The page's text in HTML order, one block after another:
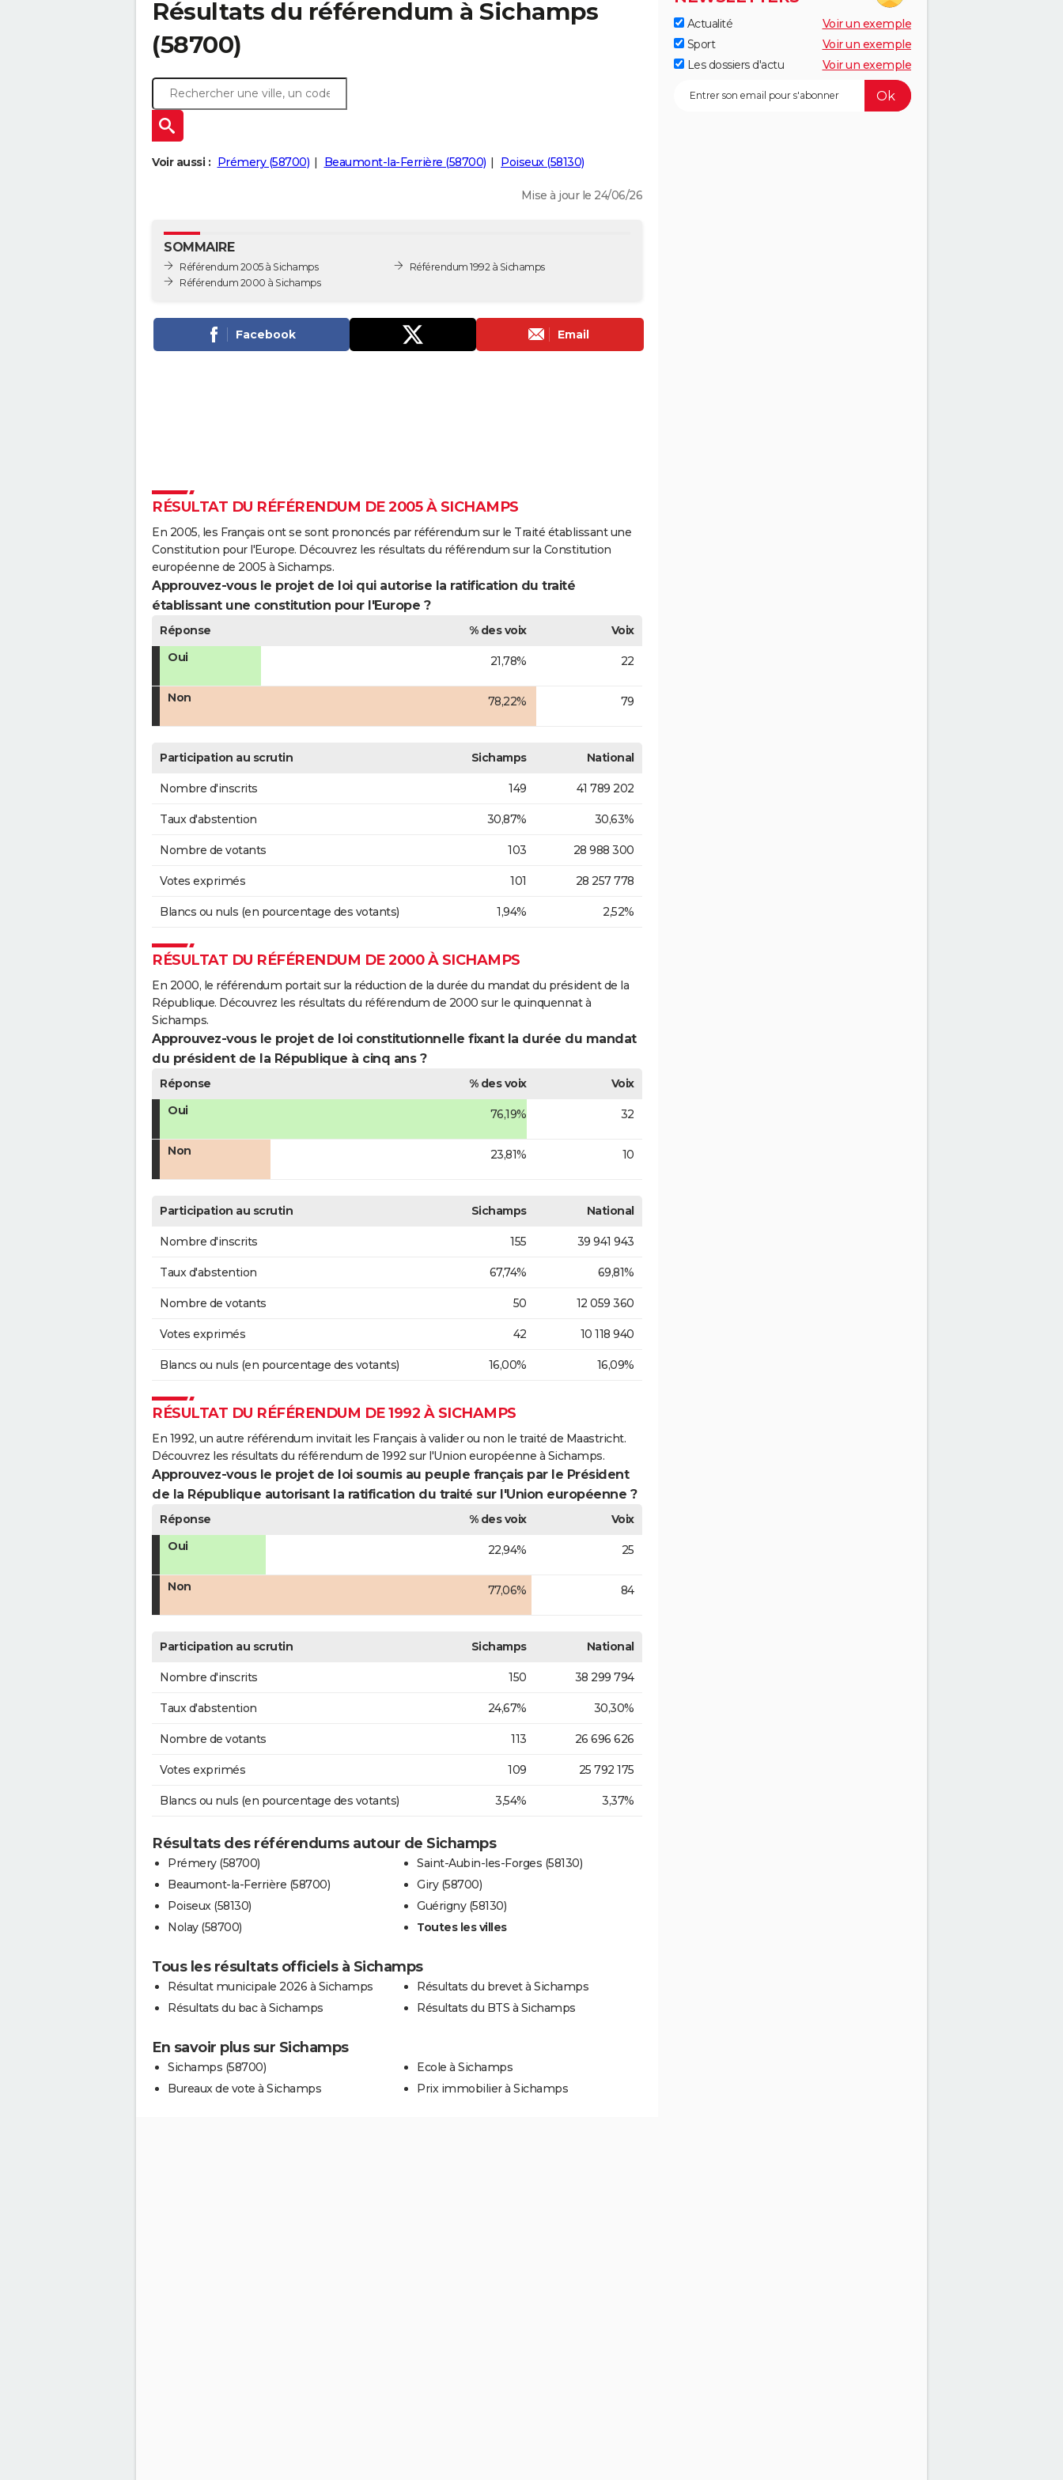
Résultats du référendum à Sichamps
(58700)
Voir aussi : Prémery (58700) Beaumont-la-Ferrière (58700) Poiseux (58130)
Mise à jour le 24/06/26
SOMMAIRE
Référendum 2005 à Sichamps
Référendum 2000 à Sichamps
Référendum 1992 à Sichamps
Facebook Email
RÉSULTAT DU RÉFÉRENDUM DE 2005 À SICHAMPS
En 2005, les Français ont se sont prononcés par référendum sur le Traité établissant une
Constitution pour l'Europe. Découvrez les résultats du référendum sur la Constitution
européenne de 2005 à Sichamps.
Approuvez-vous le projet de loi qui autorise la ratification du traité
établissant une constitution pour l'Europe ?
Réponse % des voix
Voix
Oui
21,78% 22
Non 78,22% 79
Participation au scrutin Sichamps National
Nombre d'inscrits 149 41 789 202
Taux d'abstention 30,87% 30,63%
Nombre de votants 103 28 988 300
Votes exprimés 101 28 257 778
Blancs ou nuls (en pourcentage des votants) 1,94% 2,52%
RÉSULTAT DU RÉFÉRENDUM DE 2000 À SICHAMPS
En 2000, le référendum portait sur la réduction de la durée du mandat du président de la
République. Découvrez les résultats du référendum de 2000 sur le quinquennat à
Sichamps.
Approuvez-vous le projet de loi constitutionnelle fixant la durée du mandat
du président de la République à cinq ans ?
Réponse % des voix
Voix
Oui
76,19% 32
Non 23,81% 10
Participation au scrutin Sichamps National
Nombre d'inscrits 155 39 941 943
Taux d'abstention 67,74% 69,81%
Nombre de votants 50 12 059 360
Votes exprimés 42 10 118 940
Blancs ou nuls (en pourcentage des votants) 16,00% 16,09%
RÉSULTAT DU RÉFÉRENDUM DE 1992 À SICHAMPS
En 1992, un autre référendum invitait les Français à valider ou non le traité de Maastricht.
Découvrez les résultats du référendum de 1992 sur l'Union européenne à Sichamps.
Approuvez-vous le projet de loi soumis au peuple français par le Président
de la République autorisant la ratification du traité sur l'Union européenne ?
Réponse % des voix
Voix
Oui
22,94% 25
Non 77,06% 84
Participation au scrutin Sichamps National
Nombre d'inscrits 150 38 299 794
Taux d'abstention 24,67% 30,30%
Nombre de votants 113 26 696 626
Votes exprimés 109 25 792 175
Blancs ou nuls (en pourcentage des votants) 3,54% 3,37%
Résultats des référendums autour de Sichamps
Prémery (58700)
Beaumont-la-Ferrière (58700)
Poiseux (58130)
Nolay (58700)
Saint-Aubin-les-Forges (58130)
Giry (58700)
Guérigny (58130)
Toutes les villes
Tous les résultats officiels à Sichamps
Résultat municipale 2026 à Sichamps
Résultats du bac à Sichamps
Résultats du brevet à Sichamps
Résultats du BTS à Sichamps
En savoir plus sur Sichamps
Sichamps (58700)
Bureaux de vote à Sichamps
Ecole à Sichamps
Prix immobilier à Sichamps
Actualité
Voir un exemple
Sport
Voir un exemple
Les dossiers d'actu
Voir un exemple